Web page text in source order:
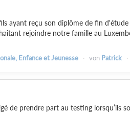
ayant reçu son diplôme de fin
rejoindre notre famille au
Enfance et Jeunesse von Patrick
de prendre part au testing lorsqu’ils